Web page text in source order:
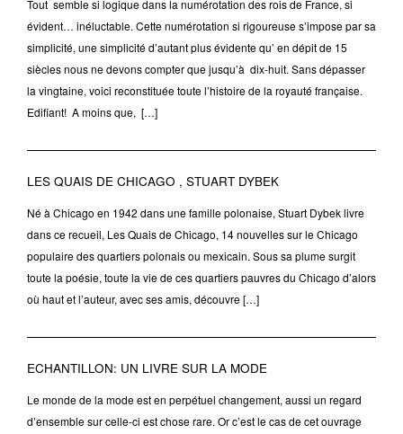
Tout semble si logique dans la numérotation des rois de France, si
évident… inéluctable. Cette numérotation si rigoureuse s’impose par sa
simplicité, une simplicité d’autant plus évidente qu’ en dépit de 15
siècles nous ne devons compter que jusqu’à dix-huit. Sans dépasser
la vingtaine, voici reconstituée toute l’histoire de la royauté française.
Edifiant! A moins que, […]
LES QUAIS DE CHICAGO , STUART DYBEK
Né à Chicago en 1942 dans une famille polonaise, Stuart Dybek livre
dans ce recueil, Les Quais de Chicago, 14 nouvelles sur le Chicago
populaire des quartiers polonais ou mexicain. Sous sa plume surgit
toute la poésie, toute la vie de ces quartiers pauvres du Chicago d’alors
où haut et l’auteur, avec ses amis, découvre […]
ECHANTILLON: UN LIVRE SUR LA MODE
Le monde de la mode est en perpétuel changement, aussi un regard
d’ensemble sur celle-ci est chose rare. Or c’est le cas de cet ouvrage